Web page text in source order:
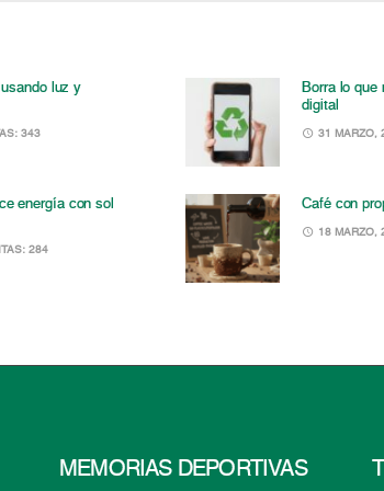
luz y
343
Borra lo que
digital
31 MARZO,
energía con sol
284
Café con
18 MARZO,
MEMORIAS DEPORTIVAS